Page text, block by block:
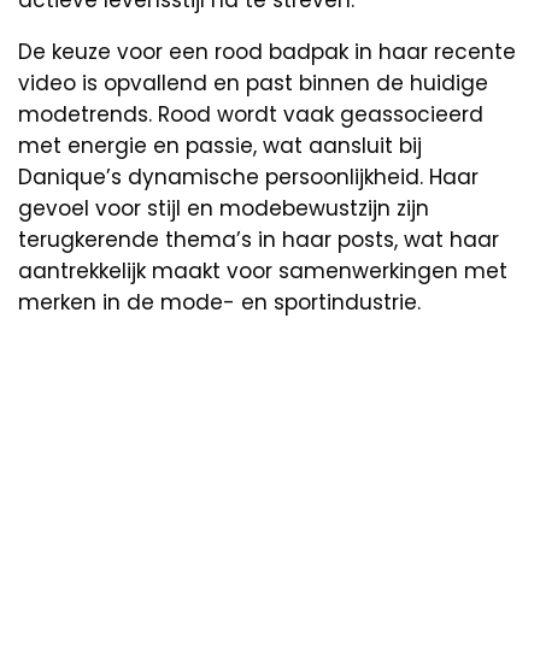
De keuze voor een rood badpak in haar recente
video is opvallend en past binnen de huidige
modetrends. Rood wordt vaak geassocieerd
met energie en passie, wat aansluit bij
Danique’s dynamische persoonlijkheid. Haar
gevoel voor stijl en modebewustzijn zijn
terugkerende thema’s in haar posts, wat haar
aantrekkelijk maakt voor samenwerkingen met
merken in de mode- en sportindustrie.